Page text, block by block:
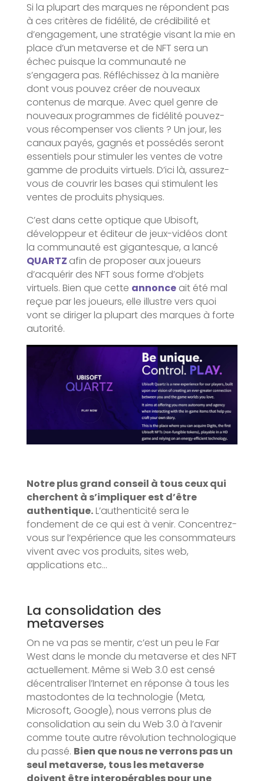
Si la plupart des marques ne répondent pas
à ces critères de fidélité, de crédibilité et
d’engagement, une stratégie visant la mie en
place d’un metaverse et de NFT sera un
échec puisque la communauté ne
s’engagera pas. Réfléchissez à la manière
dont vous pouvez créer de nouveaux
contenus de marque. Avec quel genre de
nouveaux programmes de fidélité pouvez-
vous récompenser vos clients ? Un jour, les
canaux payés, gagnés et possédés seront
essentiels pour stimuler les ventes de votre
gamme de produits virtuels. D’ici là, assurez-
vous de couvrir les bases qui stimulent les
ventes de produits physiques.
C’est dans cette optique que Ubisoft,
développeur et éditeur de jeux-vidéos dont
la communauté est gigantesque, a lancé
QUARTZ afin de proposer aux joueurs
d’acquérir des NFT sous forme d’objets
virtuels. Bien que cette annonceait été mal
reçue par les joueurs, elle illustre vers quoi
vont se diriger la plupart des marques à forte
autorité.
Notre plus grand conseil à tous ceux qui
cherchent à s’impliquer est d’être
authentique.L’authenticité sera le
fondement de ce qui est à venir. Concentrez-
vous sur l’expérience que les consommateurs
vivent avec vos produits, sites web,
applications etc…
La consolidation des
metaverses
On ne va pas se mentir, c’est un peu le Far
West dans le monde du metaverse et des NFT
actuellement. Même si Web 3.0 est censé
décentraliser l’Internet en réponse à tous les
mastodontes de la technologie (Meta,
Microsoft, Google), nous verrons plus de
consolidation au sein du Web 3.0 à l’avenir
comme toute autre révolution technologique
du passé. Bien que nous ne verrons pas un
seul metaverse, tous les metaverse
doivent être interopérables pour une